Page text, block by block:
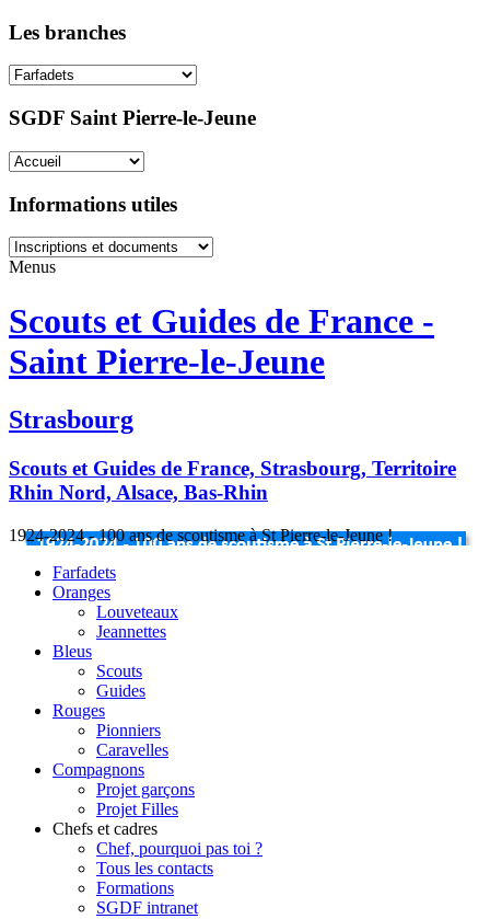
Les branches
SGDF Saint Pierre-le-Jeune
Informations utiles
Menus
Scouts et Guides de France -
Saint Pierre-le-Jeune
Strasbourg
Scouts et Guides de France, Strasbourg, Territoire
Rhin Nord, Alsace, Bas-Rhin
1924-2024 - 100 ans de scoutisme à St Pierre-le-Jeune !
Farfadets
Oranges
Louveteaux
Jeannettes
Bleus
Scouts
Guides
Rouges
Pionniers
Caravelles
Compagnons
Projet garçons
Projet Filles
Chefs et cadres
Chef, pourquoi pas toi ?
Tous les contacts
Formations
SGDF intranet